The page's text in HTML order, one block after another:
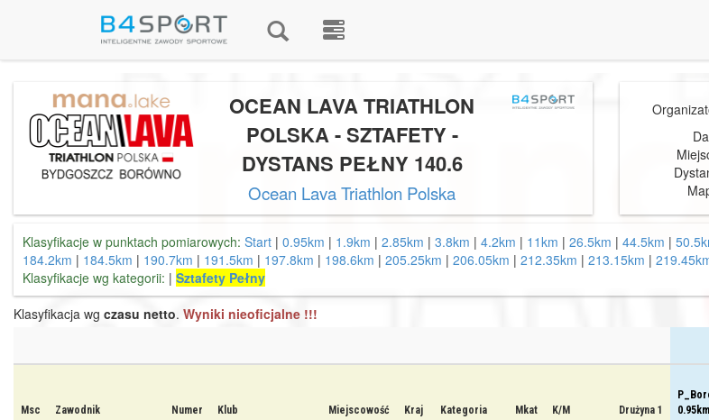
OCEAN LAVA TRIATHLON
POLSKA - SZTAFETY -
DYSTANS PEŁNY 140.6
Ocean Lava Triathlon Polska
Klasyfikacje w punktach pomiarowych: Start | 0.95km | 1.9km | 2.85km | 3.8km | 4.2km | 11km | 26.5km | 44.5km |
184.2km | 184.5km | 190.7km | 191.5km | 197.8km | 198.6km | 205.25km | 206.05km | 212.35km | 213.15km |
Klasyfikacje wg kategorii: | Sztafety Pełny
Klasyfikacja wg czasu netto. Wyniki nieoficjalne !!!
Msc Zawodnik Numer Klub Miejscowość Kraj Kategoria Mkat K/M Drużyna 1
0.95km